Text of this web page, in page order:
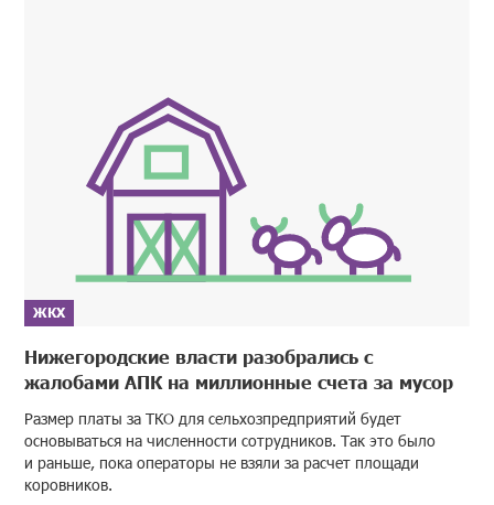
ЖКХ
Нижегородские власти разобрались с
жалобами АПК на миллионные счета за мусор
Размер платы за ТКО для сельхозпредприятий будет
основываться на численности сотрудников. Так это было
и раньше, пока операторы не взяли за расчет площади
коровников.